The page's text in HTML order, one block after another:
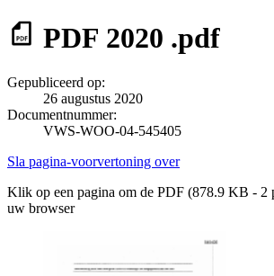
PDF 2020 .pdf
Gepubliceerd op:
26 augustus 2020
Documentnummer:
VWS-WOO-04-545405
Sla pagina-voorvertoning over
Klik op een pagina om de PDF (878.9 KB - 2
uw browser